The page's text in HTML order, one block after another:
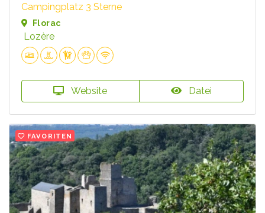
Campingplatz 3 Sterne
Florac
Lozère
Website Datei
FAVORITEN